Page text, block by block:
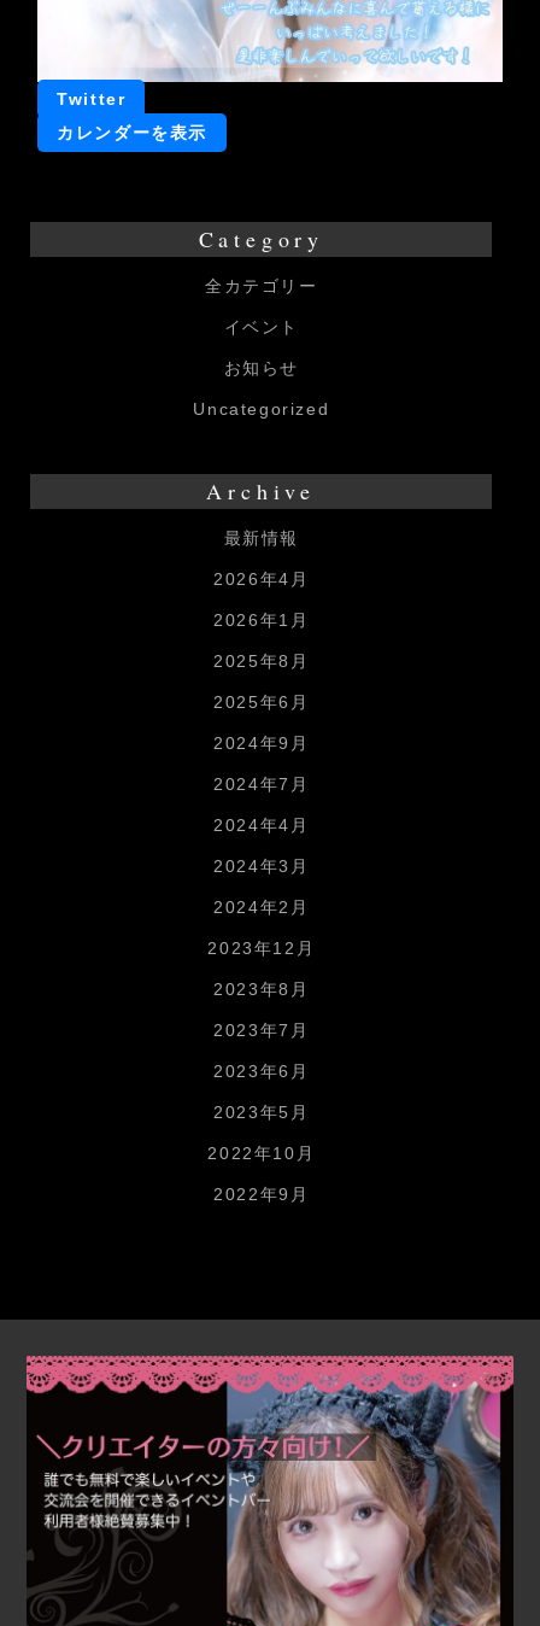
Twitter
カレンダーを表示
Category
全カテゴリー
イベント
お知らせ
Uncategorized
Archive
最新情報
2026年4月
2026年1月
2025年8月
2025年6月
2024年9月
2024年7月
2024年4月
2024年3月
2024年2月
2023年12月
2023年8月
2023年7月
2023年6月
2023年5月
2022年10月
2022年9月